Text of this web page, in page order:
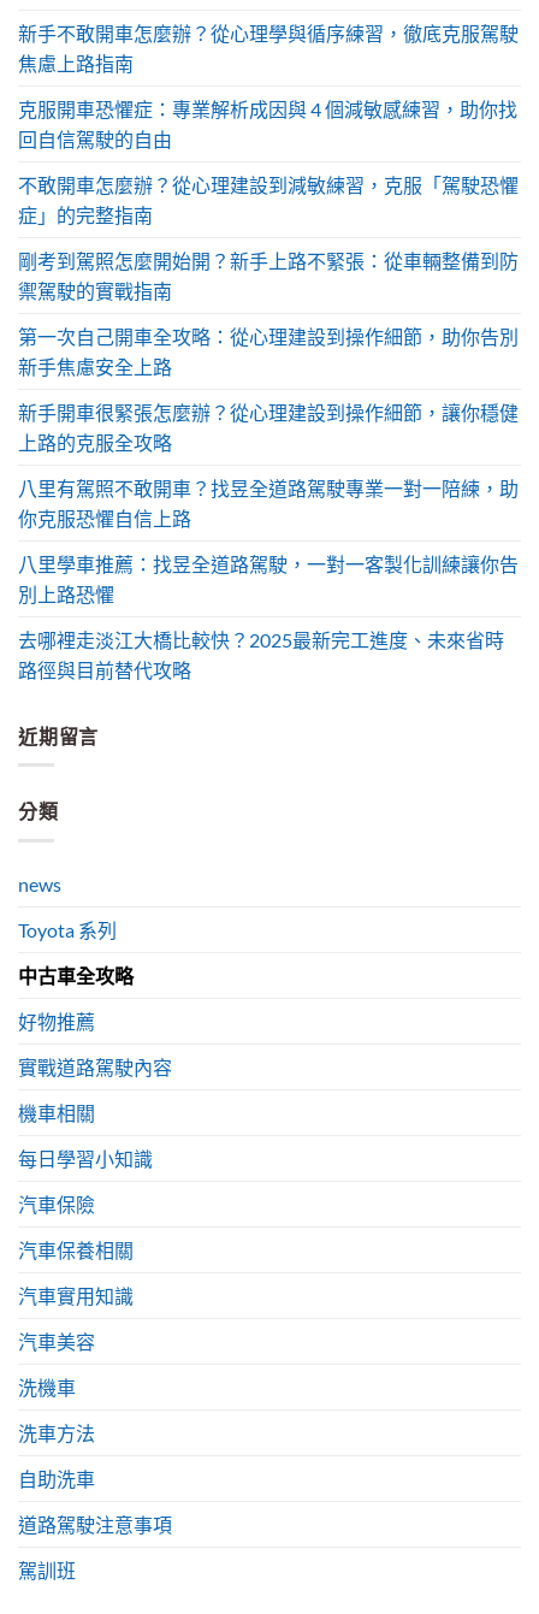
新手不敢開車怎麼辦？從心理學與循序練習，徹底克服駕駛
焦慮上路指南
克服開車恐懼症：專業解析成因與 4 個減敏感練習，助你找
回自信駕駛的自由
不敢開車怎麼辦？從心理建設到減敏練習，克服「駕駛恐懼
症」的完整指南
剛考到駕照怎麼開始開？新手上路不緊張：從車輛整備到防
禦駕駛的實戰指南
第一次自己開車全攻略：從心理建設到操作細節，助你告別
新手焦慮安全上路
新手開車很緊張怎麼辦？從心理建設到操作細節，讓你穩健
上路的克服全攻略
八里有駕照不敢開車？找昱全道路駕駛專業一對一陪練，助
你克服恐懼自信上路
八里學車推薦：找昱全道路駕駛，一對一客製化訓練讓你告
別上路恐懼
去哪裡走淡江大橋比較快？2025最新完工進度、未來省時
路徑與目前替代攻略
近期留言
分類
news
Toyota 系列
中古車全攻略
好物推薦
實戰道路駕駛內容
機車相關
每日學習小知識
汽車保險
汽車保養相關
汽車實用知識
汽車美容
洗機車
洗車方法
自助洗車
道路駕駛注意事項
駕訓班